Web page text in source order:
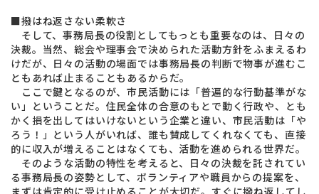
■撥はね返さない柔軟さ
そして、事務局長の役割としてもっとも重要なのは、日々の
決裁。当然、総会や理事会で決められた活動方針をふまえるわ
けだが、日々の活動の場面では事務局長の判断で物事が進むこ
ともあれば止まることもあるからだ。
ここで鍵となるのが、市民活動には「普遍的な行動基準がな
い」ということだ。住民全体の合意のもとで動く行政や、とも
かく損を出してはいけないという企業と違い、市民活動は「や
ろう！」という人がいれば、誰も賛成してくれなくても、直接
的に収入が増えることはなくても、活動を進められる世界だ。
そのような活動の特性を考えると、日々の決裁を託されてい
る事務局長の姿勢として、ボランティアや職員からの提案を、
まずは肯定的に受け止めることが大切だ。すぐに撥ね返してし